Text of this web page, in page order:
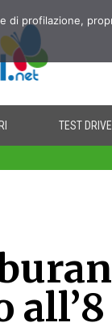
TEST DRIVE
di profilazione,